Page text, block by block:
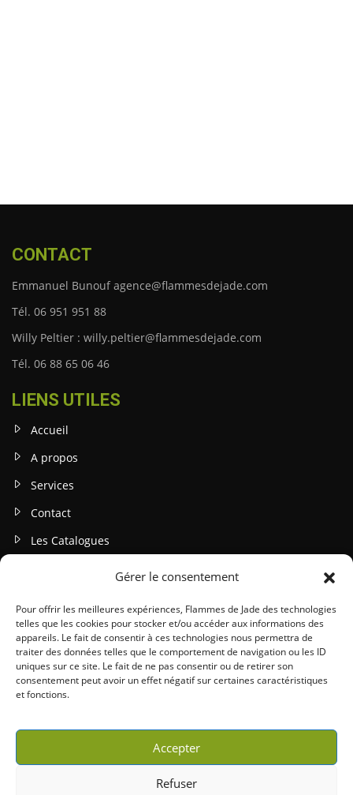
Gérer le consentement
Pour offrir les meilleures expériences, Flammes de Jade des technologies
telles que les cookies pour stocker et/ou accéder aux informations des
appareils. Le fait de consentir à ces technologies nous permettra de
traiter des données telles que le comportement de navigation ou les ID
uniques sur ce site. Le fait de ne pas consentir ou de retirer son
consentement peut avoir un effet négatif sur certaines caractéristiques
et fonctions.
Accepter
Refuser
CONTACT
Emmanuel Bunouf agence@flammesdejade.com
Tél. 06 951 951 88
Willy Peltier : willy.peltier@flammesdejade.com
Tél. 06 88 65 06 46
LIENS UTILES
Accueil
A propos
Services
Contact
Les Catalogues
INFOS LEGALES
Mentions légales
Politique de confidentialité
Gestion des cookies
Conditions générales (CGU / CGV)